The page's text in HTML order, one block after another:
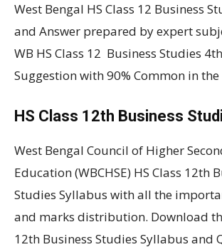
West Bengal HS Class 12 Business
and Answer prepared by expert
WB HS Class 12 Business Studies
Suggestion with 90% Common in
HS Class 12th Business
West Bengal Council of Higher
Education (WBCHSE) HS Class 12th
Studies Syllabus with all the
and marks distribution. Download
12th Business Studies Syllabus and